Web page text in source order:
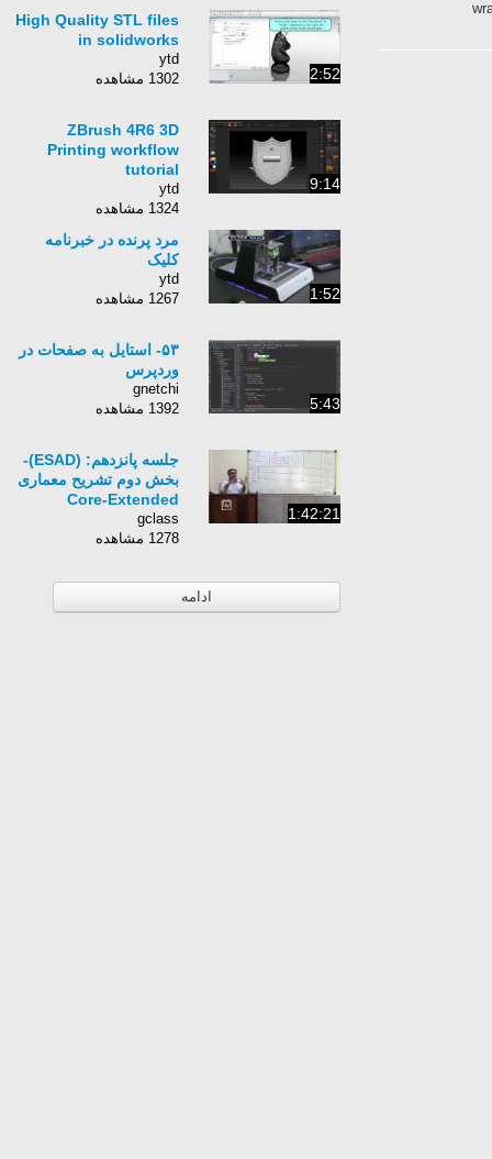
2:52
High Quality STL files
in solidworks
ytd
1302 مشاهده
9:14
ZBrush 4R6 3D
Printing workflow
tutorial
ytd
1324 مشاهده
1:52
مرد پرنده در خبرنامه
کلیک
ytd
1267 مشاهده
5:43
۵۳- استایل به صفحات در
وردپرس
gnetchi
1392 مشاهده
1:42:21
جلسه پانزدهم: (ESAD)-
بخش دوم تشریح معماری
Core-Extended
gclass
1278 مشاهده
ادامه